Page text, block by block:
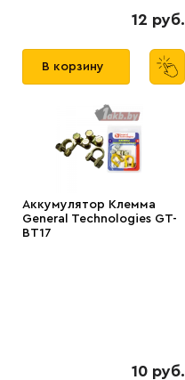
12 руб.
В корзину
Аккумулятор Клемма
General Technologies GT-
BT17
10 руб.